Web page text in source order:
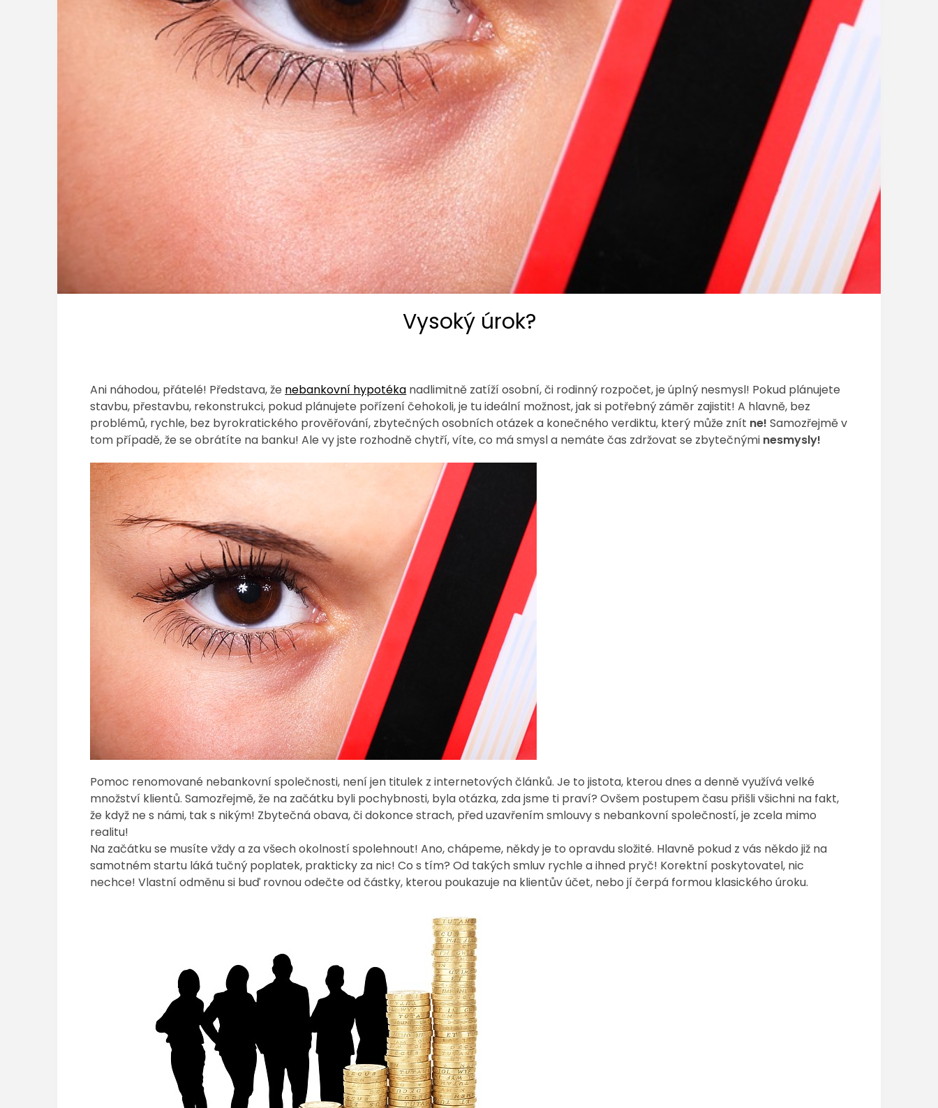
Vysoký úrok?
Ani náhodou, přátelé! Představa, že nebankovní hypotéka nadlimitně zatíží osobní, či rodinný rozpočet, je úplný nesmysl! Pokud plánujete
stavbu, přestavbu, rekonstrukci, pokud plánujete pořízení čehokoli, je tu ideální možnost, jak si potřebný záměr zajistit! A hlavně, bez
problémů, rychle, bez byrokratického prověřování, zbytečných osobních otázek a konečného verdiktu, který může znít ne! Samozřejmě v
tom případě, že se obrátíte na banku! Ale vy jste rozhodně chytří, víte, co má smysl a nemáte čas zdržovat se zbytečnými nesmysly!
Pomoc renomované nebankovní společnosti, není jen titulek z internetových článků. Je to jistota, kterou dnes a denně využívá velké
množství klientů. Samozřejmě, že na začátku byli pochybnosti, byla otázka, zda jsme ti praví? Ovšem postupem času přišli všichni na fakt,
že když ne s námi, tak s nikým! Zbytečná obava, či dokonce strach, před uzavřením smlouvy s nebankovní společností, je zcela mimo
realitu!
Na začátku se musíte vždy a za všech okolností spolehnout! Ano, chápeme, někdy je to opravdu složité. Hlavně pokud z vás někdo již na
samotném startu láká tučný poplatek, prakticky za nic! Co s tím? Od takých smluv rychle a ihned pryč! Korektní poskytovatel, nic
nechce! Vlastní odměnu si buď rovnou odečte od částky, kterou poukazuje na klientův účet, nebo jí čerpá formou klasického úroku.